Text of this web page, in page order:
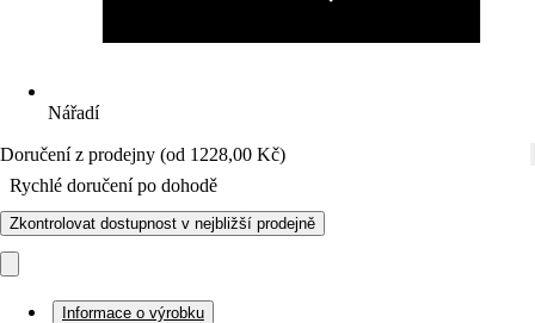
Nářadí
Doručení z prodejny (od 1228,00 Kč)
Rychlé doručení po dohodě
Zkontrolovat dostupnost v nejbližší prodejně
Informace o výrobku